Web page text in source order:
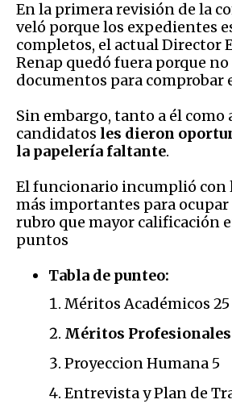
En la primera revisión de la
veló porque los expedientes
completos, el actual Director
Renap quedó fuera porque
documentos para comprobar
Sin embargo, tanto a él como
candidatos les dieron
la papelería faltante.
El funcionario incumplió con
más importantes para ocupar
rubro que mayor calificación
puntos
Tabla de punteo:
Méritos Académicos 25
Méritos
Proyeccion Humana 5
Entrevista y Plan de